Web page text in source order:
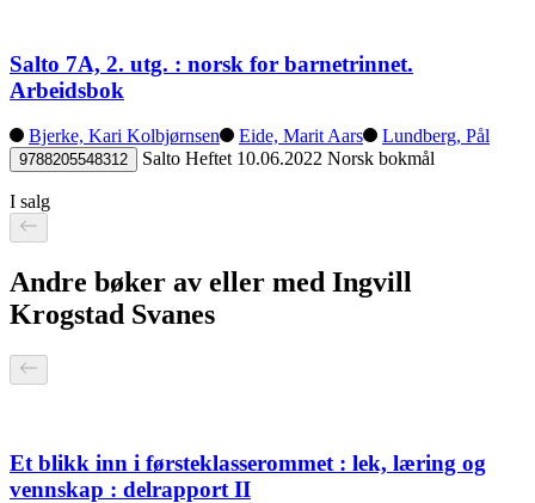
Salto 7A, 2. utg. : norsk for barnetrinnet.
Arbeidsbok
Bjerke, Kari Kolbjørnsen Eide, Marit Aars Lundberg, Pål
9788205548312 Salto Heftet 10.06.2022 Norsk bokmål
I salg
Andre bøker av eller med Ingvill
Krogstad Svanes
Et blikk inn i førsteklasserommet : lek, læring og
vennskap : delrapport II